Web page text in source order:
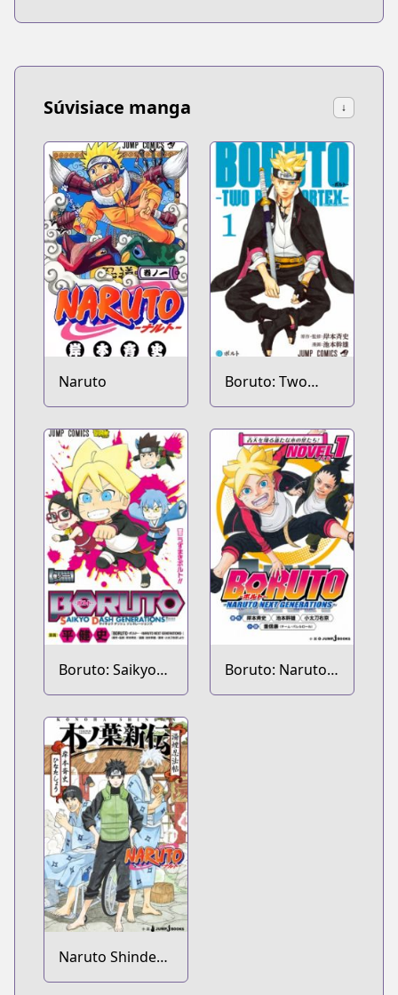
Súvisiace manga ↓
Naruto
Boruto: Two
Blue Vortex
Boruto: Saikyo
Dash
Generations
Boruto: Naruto
Next
Naruto Shinden
Series